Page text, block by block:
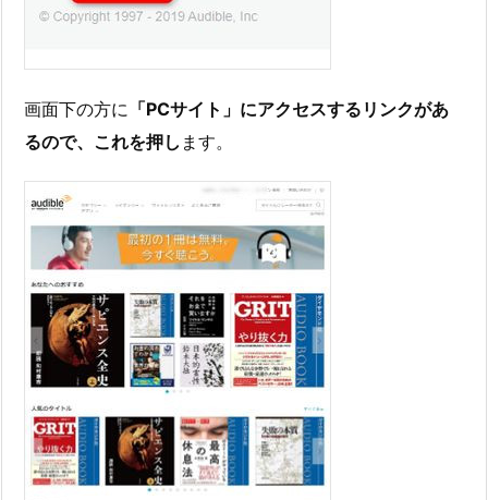
画面下の方に 「PCサイト」にアクセスするリンクがあ
るので、これを押し ます。